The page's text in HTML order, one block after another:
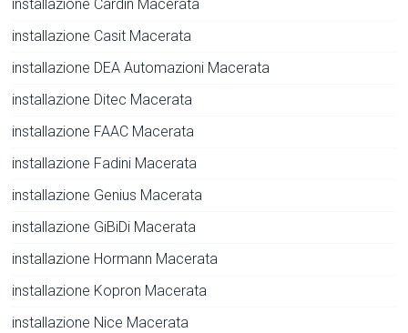
installazione Cardin Macerata
installazione Casit Macerata
installazione DEA Automazioni Macerata
installazione Ditec Macerata
installazione FAAC Macerata
installazione Fadini Macerata
installazione Genius Macerata
installazione GiBiDi Macerata
installazione Hormann Macerata
installazione Kopron Macerata
installazione Nice Macerata